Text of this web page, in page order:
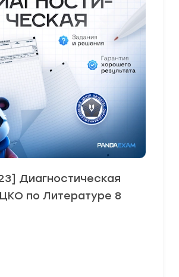
Диагностическая
по Литературе 8